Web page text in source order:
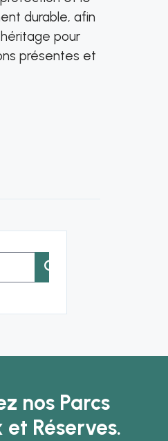
durable, afin
héritage pour
présentes et
:
nos Parcs
Réserves.